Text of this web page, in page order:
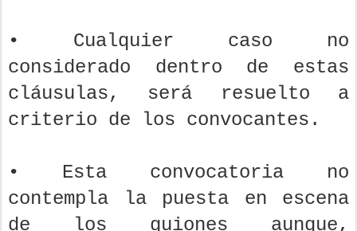
• Cualquier caso no
considerado dentro de estas
cláusulas, será resuelto a
criterio de los convocantes.
• Esta convocatoria no
contempla la puesta en escena
de los guiones aunque,